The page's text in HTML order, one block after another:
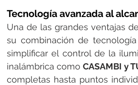
Tecnología avanzada al
Una de las grandes ventajas
su combinación de
simplificar el control de la
inalámbrica como CASAMBI y
completas hasta puntos